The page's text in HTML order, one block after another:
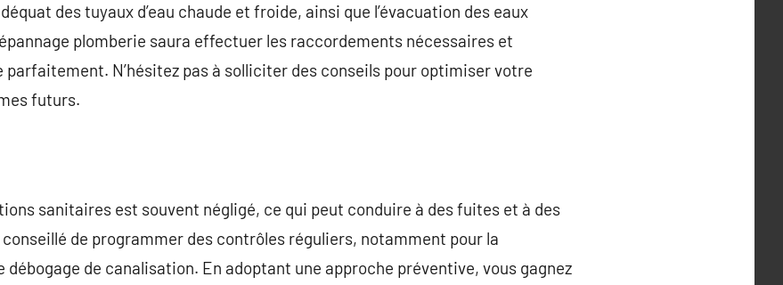
des tuyaux d’eau chaude et froide, ainsi que l’évacuation des eaux
plomberie saura effectuer les raccordements nécessaires et
parfaitement. N’hésitez pas à solliciter des conseils pour optimiser votre
futurs.
sanitaires est souvent négligé, ce qui peut conduire à des fuites et à des
de programmer des contrôles réguliers, notamment pour la
débogage de canalisation. En adoptant une approche préventive, vous gagnez